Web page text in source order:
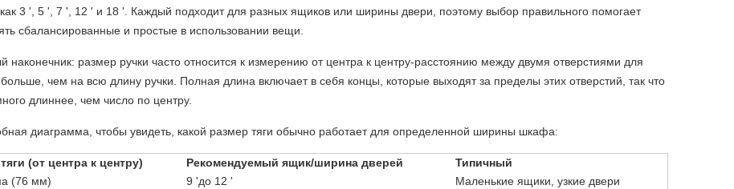
3 ', 5 ', 7 ', 12 ' и 18 '. Каждый подходит для разных ящиков или ширины двери, поэтому выбор правильного помогает
сбалансированные и простые в использовании вещи.
наконечник: размер ручки часто относится к измерению от центра к центру-расстоянию между двумя отверстиями для
больше, чем на всю длину ручки. Полная длина включает в себя концы, которые выходят за пределы этих отверстий, так что
длиннее, чем число по центру.
диаграмма, чтобы увидеть, какой размер тяги обычно работает для определенной ширины шкафа:
(от центра к центру) Рекомендуемый ящик/ширина дверей
Типичный
(76 мм)
9 'до 12 '
Маленькие ящики, узкие двери